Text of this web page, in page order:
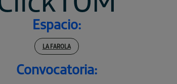
Espacio:
LA FAROLA
Convocatoria: